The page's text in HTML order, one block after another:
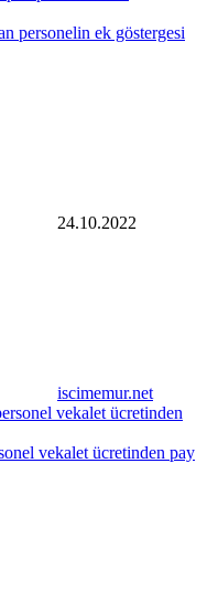
personelin ek göstergesi
24.10.2022
iscimemur.net
vekalet ücretinden pay